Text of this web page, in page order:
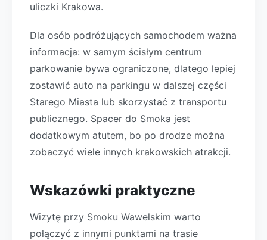
uliczki Krakowa.
Dla osób podróżujących samochodem ważna
informacja: w samym ścisłym centrum
parkowanie bywa ograniczone, dlatego lepiej
zostawić auto na parkingu w dalszej części
Starego Miasta lub skorzystać z transportu
publicznego. Spacer do Smoka jest
dodatkowym atutem, bo po drodze można
zobaczyć wiele innych krakowskich atrakcji.
Wskazówki praktyczne
Wizytę przy Smoku Wawelskim warto
połączyć z innymi punktami na trasie